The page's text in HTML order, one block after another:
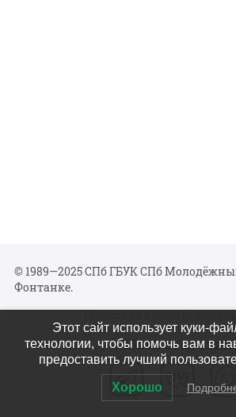
© 1989—2025 СПб ГБУК СПб
Фонтанке.
Политика
Мы в соцсетях
Этот сайт использует куки-
технологии, чтобы помочь вам в
предоставить лучший
Хорошо